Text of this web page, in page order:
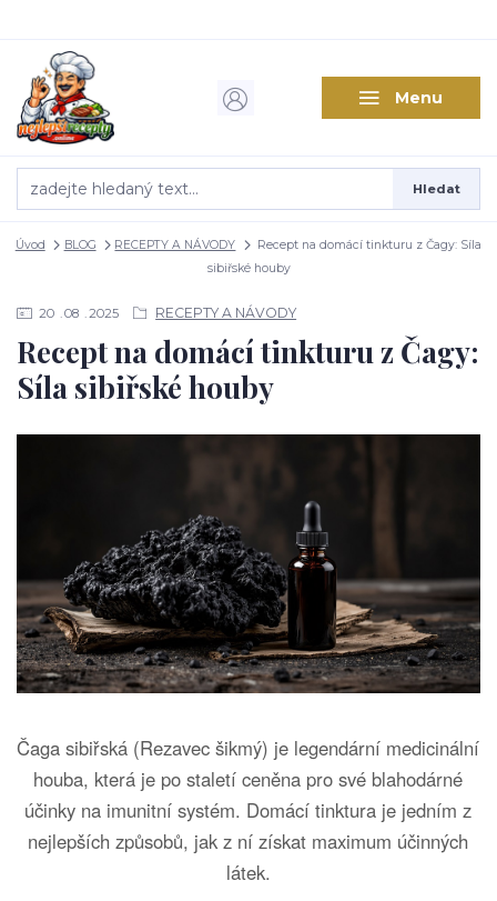
Menu
Hledat
Úvod BLOG RECEPTY A NÁVODY
Recept na domácí tinkturu z Čagy: Síla
sibiřské houby
20 08 2025 RECEPTY A NÁVODY
Recept na domácí tinkturu z Čagy:
Síla sibiřské houby
Čaga sibiřská (Rezavec šikmý) je legendární medicinální
houba, která je po staletí ceněna pro své blahodárné
účinky na imunitní systém. Domácí tinktura je jedním z
nejlepších způsobů, jak z ní získat maximum účinných
látek.